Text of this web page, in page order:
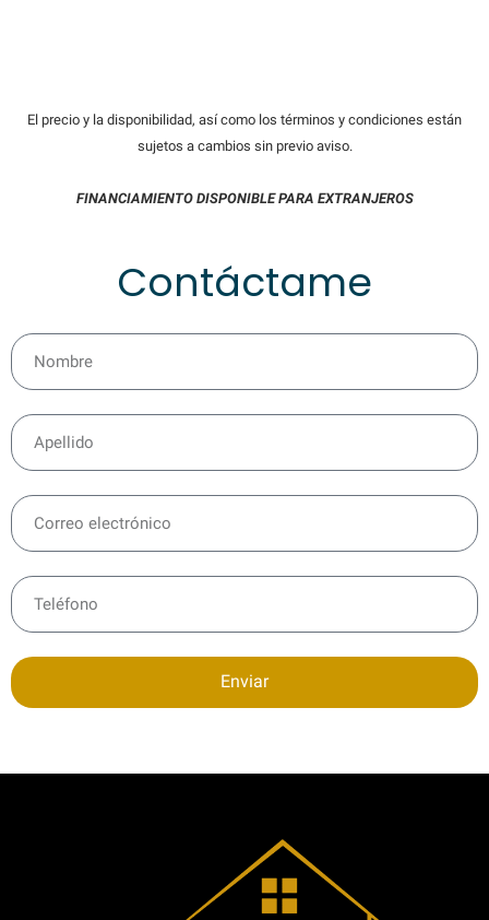
El precio y la disponibilidad, así como los términos y condiciones están
sujetos a cambios sin previo aviso.
FINANCIAMIENTO DISPONIBLE PARA EXTRANJEROS
Contáctame
Enviar